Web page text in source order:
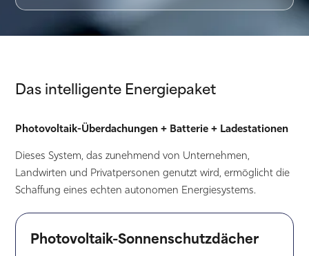
Das intelligente Energiepaket
Photovoltaik-Überdachungen + Batterie + Ladestationen
Dieses System, das zunehmend von Unternehmen,
Landwirten und Privatpersonen genutzt wird, ermöglicht die
Schaffung eines echten autonomen Energiesystems.
Photovoltaik-Sonnenschutzdächer